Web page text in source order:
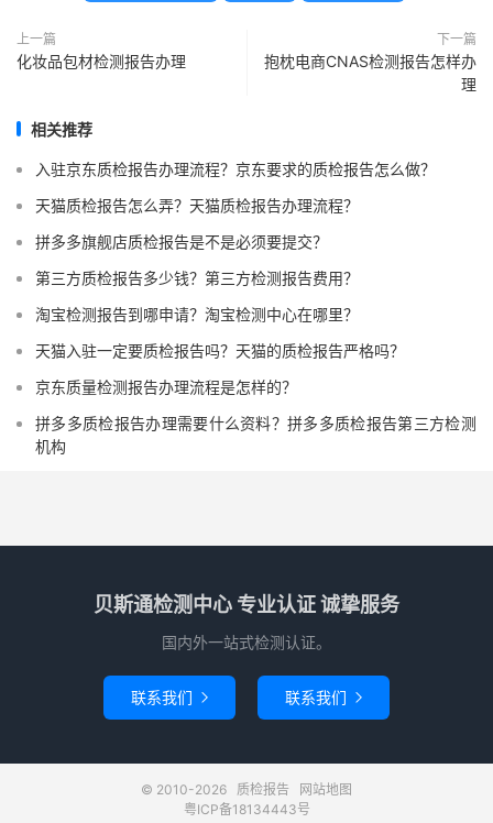
上一篇
化妆品包材检测报告办理
下一篇
抱枕电商CNAS检测报告怎样办
理
相关推荐
入驻京东质检报告办理流程？京东要求的质检报告怎么做？
天猫质检报告怎么弄？天猫质检报告办理流程？
拼多多旗舰店质检报告是不是必须要提交？
第三方质检报告多少钱？第三方检测报告费用？
淘宝检测报告到哪申请？淘宝检测中心在哪里？
天猫入驻一定要质检报告吗？天猫的质检报告严格吗？
京东质量检测报告办理流程是怎样的？
拼多多质检报告办理需要什么资料？拼多多质检报告第三方检测
机构
贝斯通检测中心 专业认证 诚挚服务
国内外一站式检测认证。
联系我们  联系我们 
© 2010-2026 质检报告
网站地图
粤ICP备18134443号